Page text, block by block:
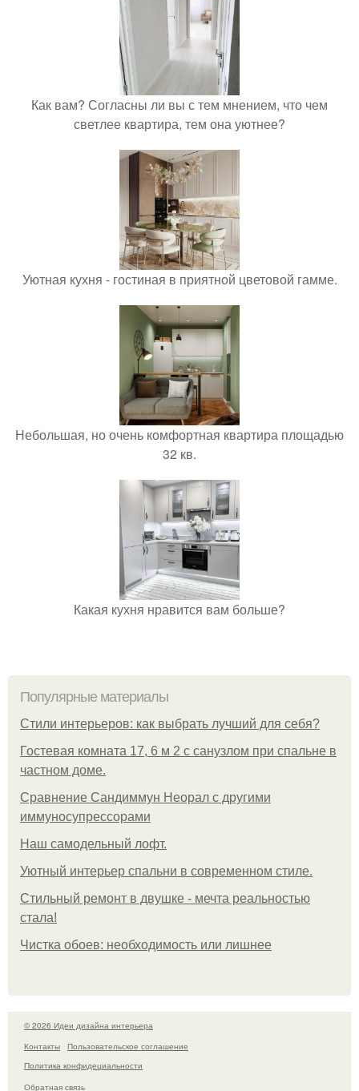
Как вам? Согласны ли вы с тем мнением, что чем
светлее квартира, тем она уютнее?
Уютная кухня - гостиная в приятной цветовой гамме.
Небольшая, но очень комфортная квартира площадью
32 кв.
Какая кухня нравится вам больше?
Популярные материалы
Стили интерьеров: как выбрать лучший для себя?
Гостевая комната 17, 6 м 2 с санузлом при спальне в
частном доме.
Сравнение Сандиммун Неорал с другими
иммуносупрессорами
Наш самодельный лофт.
Уютный интерьер спальни в современном стиле.
Стильный ремонт в двушке - мечта реальностью
стала!
Чистка обоев: необходимость или лишнее
© 2026 Идеи дизайна интерьера
Контакты
Пользовательское соглашение
Политика конфидециальности
Обратная связь